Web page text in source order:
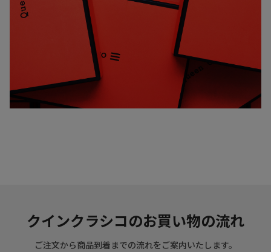
クインクラシコのお買い物の流れ
ご注文から商品到着までの流れをご案内いたします。